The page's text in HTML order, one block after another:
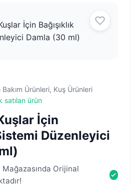
Ürünleri, Kuş Ürünleri
satılan ürün
İçin
Düzenleyici
Mağazasında Orijinal